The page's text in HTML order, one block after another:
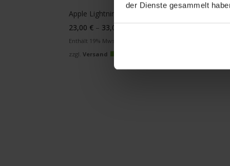
der Dienste gesammelt
Apple Lightning auf USB Kabel
23,00 € – 33,00
33,00 €
Enthält 19% Mwst.
zzgl.Versand